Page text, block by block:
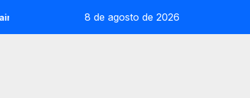
sorpresa reoliana que desafia la cap de sèrie 1
8 de agosto de 2026